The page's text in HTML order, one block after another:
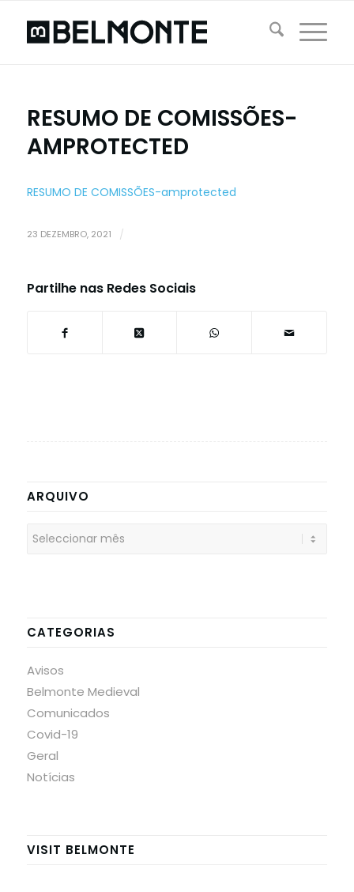
RESUMO DE COMISSÕES-
AMPROTECTED
RESUMO DE COMISSÕES-amprotected
23 DEZEMBRO, 2021 /
Partilhe nas Redes Sociais
ARQUIVO
CATEGORIAS
Avisos
Belmonte Medieval
Comunicados
Covid-19
Geral
Notícias
VISIT BELMONTE